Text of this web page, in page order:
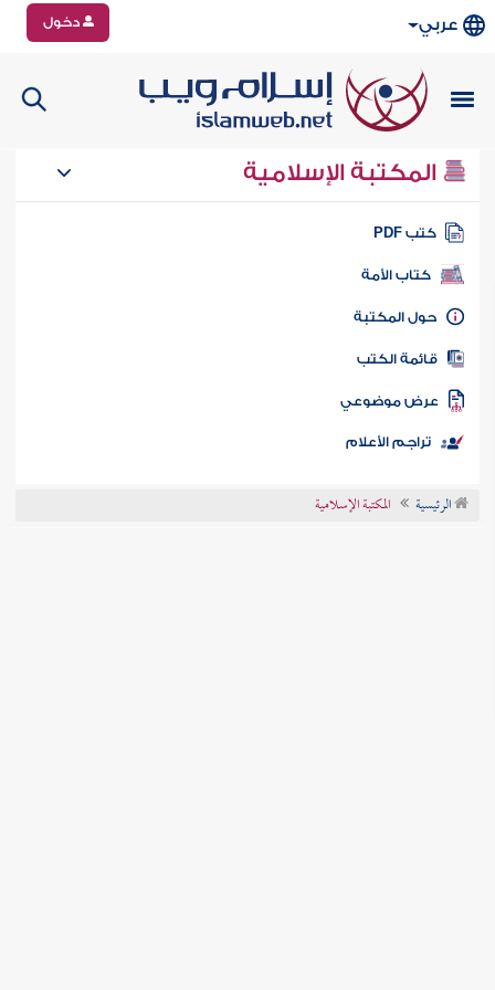
عربي دخول
المكتبة الإسلامية
كتب PDF
كتاب الأمة
المكتبة
الكتب
موضوعي
تراجم الأعلام
الرئيسية المكتبة الإسلامية